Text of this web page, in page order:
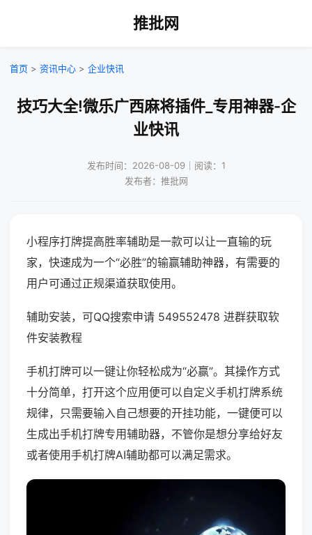
推批网
首页 > 资讯中心 > 企业快讯
技巧大全!微乐广西麻将插件_专用神器-企
业快讯
发布时间：2026-08-09｜阅读：1
发布者：推批网
小程序打牌提高胜率辅助是一款可以让一直输的玩
家，快速成为一个“必胜”的输赢辅助神器，有需要的
用户可通过正规渠道获取使用。
辅助安装，可QQ搜索申请 549552478 进群获取软
件安装教程
手机打牌可以一键让你轻松成为“必赢”。其操作方式
十分简单，打开这个应用便可以自定义手机打牌系统
规律，只需要输入自己想要的开挂功能，一键便可以
生成出手机打牌专用辅助器，不管你是想分享给好友
或者使用手机打牌AI辅助都可以满足需求。